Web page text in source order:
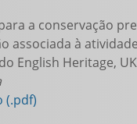
a conservação
associada à
English Heritage,
(.pdf)